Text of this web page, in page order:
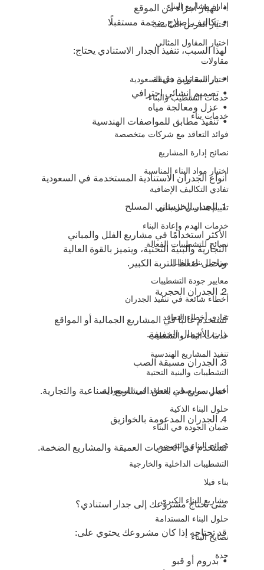
إدارة مشاريع البناء
اختيار العرض المناسب
اختيار المقاول المثالي
مقاولات
اختيار المقاولين في السعودية
خدمات التشطيب والبناء
خدمات بناء
فوائد التعاقد مع شركات متخصصة
نصائح إدارة المشاريع
اختيار مواد البناء المناسبة
تفادي التكاليف الإضافية
تقييم هندسي للمباني
خدمات الهدم وإعادة البناء
نصائح للتشطيبات الفعالة
مراحل بناء الفلل
معايير جودة التشطيبات
أخطاء شائعة في تنفيذ الجدران
تفادي أخطاء التعاقد
خدمات البناء والتشطيب
تنفيذ المشاريع الهندسية
التشطيبات والبنية التحتية
أفضل ممارسات التعاقد في السعودية
حلول البناء الذكية
ضمان الجودة في البناء
نصائح البناء والتصميم
التشطيبات الداخلية والخارجية
بناء فيلا
مشاريع البناء الكبرى
حلول البناء المستدامة
نصايح البناء
جدة
•⁠  ⁠انهيار أجزاء من الموقع
•⁠  ⁠تكاليف إصلاح ضخمة مستقبلًا
لهذا السبب، تنفيذ الجدار الاستنادي يحتاج:
•⁠  ⁠دراسة تربة دقيقة
•⁠  ⁠تصميم إنشائي احترافي
•⁠  ⁠عزل ومعالجة مياه
•⁠  ⁠تنفيذ مطابق للمواصفات الهندسية
أنواع الجدران الاستنادية المستخدمة في السعودية
1.⁠ ⁠الجدار الخرساني المسلح
الأكثر استخدامًا في مشاريع الفلل والمباني
التجارية والبنية التحتية، ويتميز بالقوة العالية
وتحمل ضغط التربة الكبير.
2.⁠ ⁠الجدران الحجرية
تُستخدم غالبًا في المشاريع الجمالية أو المواقع
ذات الأحمال الخفيفة.
3.⁠ ⁠الجدران مسبقة الصب
خيار سريع في بعض المشاريع الصناعية والتجارية.
4.⁠ ⁠الجدران المدعومة بالخوازيق
تُستخدم في الحفريات العميقة والمشاريع الضخمة.
متى تحتاج مشروعك إلى جدار استنادي؟
قد تحتاجه إذا كان مشروعك يحتوي على:
•⁠  ⁠بدروم أو قبو